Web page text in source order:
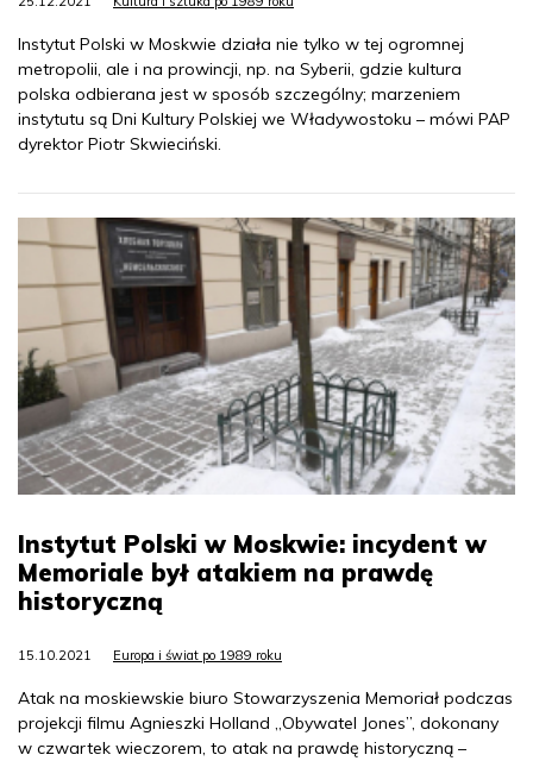
Instytut Polski w Moskwie działa nie tylko w tej ogromnej
metropolii, ale i na prowincji, np. na Syberii, gdzie kultura
polska odbierana jest w sposób szczególny; marzeniem
instytutu są Dni Kultury Polskiej we Władywostoku – mówi PAP
dyrektor Piotr Skwieciński.
Instytut Polski w Moskwie: incydent w
Memoriale był atakiem na prawdę
historyczną
15.10.2021 Europa i świat po 1989 roku
Atak na moskiewskie biuro Stowarzyszenia Memoriał podczas
projekcji filmu Agnieszki Holland „Obywatel Jones”, dokonany
w czwartek wieczorem, to atak na prawdę historyczną –